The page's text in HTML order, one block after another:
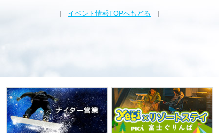
| イベント情報TOPへもどる |